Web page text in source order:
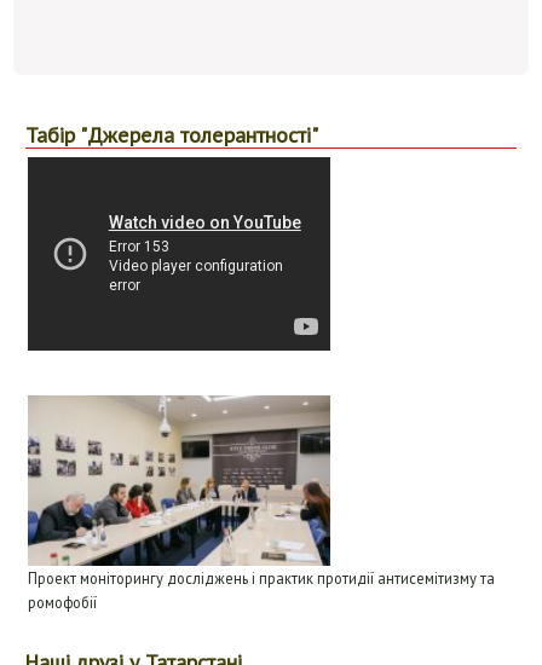
Табір "Джерела толерантності"
Проект моніторингу досліджень і практик протидії антисемітизму та
ромофобії